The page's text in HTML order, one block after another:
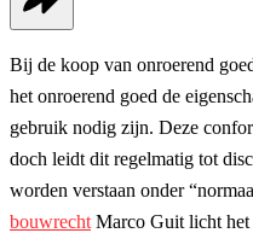
Bij de koop van onroerend
het onroerend goed de
gebruik nodig zijn. Deze
doch leidt dit regelmatig tot
worden verstaan onder
bouwrecht Marco Guit licht het